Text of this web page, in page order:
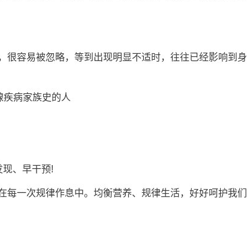
容易被忽略，等到出现明显不适时，往往已经影响到身
病家族史的人
、早干预!
一次规律作息中。均衡营养、规律生活，好好呵护我们